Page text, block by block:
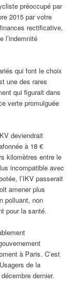
préoccupé par
2015 par votre
rectificative,
l’indemnité
qui font le choix
une des rares
qui figurait dans
verte promulguée
deviendrait
à 18 €
kilomètres entre le
incompatible avec
l’IKV passerait
amener plus
polluant, non
pour la santé.
à Paris. C’est
de la
dernier.